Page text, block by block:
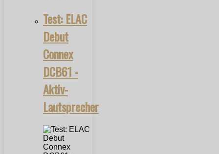
Test: ELAC
Debut
Connex
DCB61 -
Aktiv-
Lautsprecher